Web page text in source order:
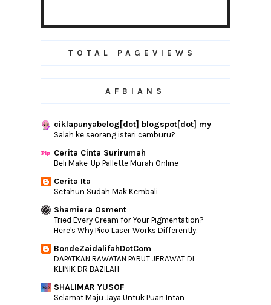
KAMBINGLICIOUS Rasa Sekali ... Nak Lagi
Rupa-rupanya....
Petua Senang Hati
CPUV Nuffnang | 10 Iklan Sebelum Hari
Malaysia
Lemon Mint Fizzy
Entry Resepi Tetap Mendahului Carta
Segmen irrayyan | Hari Malaysia 2015
Bahana Langgar Pantang
Ujian
Isteri, Jangan Tempah Tiket Ke Neraka
Mommy Pula Yang Berdebar
1st GiveAway by Ciktaman
TOTAL PAGEVIEWS
AFBIANS
ciklapunyabelog[dot] blogspot[dot] my
Salah ke seorang isteri cemburu?
Cerita Cinta Surirumah
Beli Make-Up Pallette Murah Online
Cerita Ita
Setahun Sudah Mak Kembali
Shamiera Osment
Tried Every Cream for Your Pigmentation?
Here's Why Pico Laser Works Differently.
BondeZaidalifahDotCom
DAPATKAN RAWATAN PARUT JERAWAT DI
KLINIK DR BAZILAH
SHALIMAR YUSOF
Selamat Maju Jaya Untuk Puan Intan